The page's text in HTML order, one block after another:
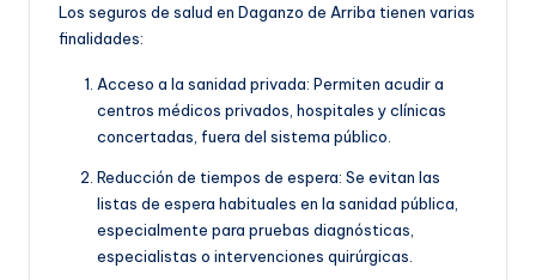
Los seguros de salud en Daganzo de Arriba tienen varias
finalidades:
Acceso a la sanidad privada: Permiten acudir a
centros médicos privados, hospitales y clínicas
concertadas, fuera del sistema público.
Reducción de tiempos de espera: Se evitan las
listas de espera habituales en la sanidad pública,
especialmente para pruebas diagnósticas,
especialistas o intervenciones quirúrgicas.